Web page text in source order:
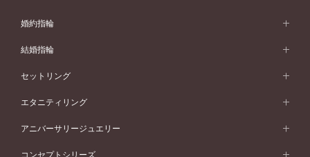
婚約指輪
婚約指輪 (エンゲージリング)
婚約指輪一覧
結婚指輪
結婚指輪 (マリッジリング)
結婚指輪一覧
セットリング
セットリング
セットリング一覧
エタニティリング
エタニティリング
エタニティリング一覧
アニバーサリージュエリー
アニバーサリージュエリー
コンセプトシリーズ